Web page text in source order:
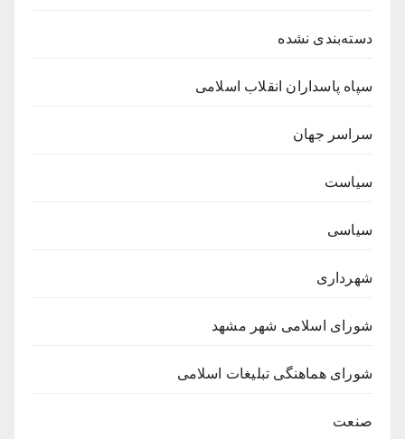
دسته‌بندی نشده
سپاه پاسداران انقلاب اسلامی
سراسر جهان
سیاست
سیاسی
شهرداری
شورای اسلامی شهر مشهد
شورای هماهنگی تبلیغات اسلامی
صنعت